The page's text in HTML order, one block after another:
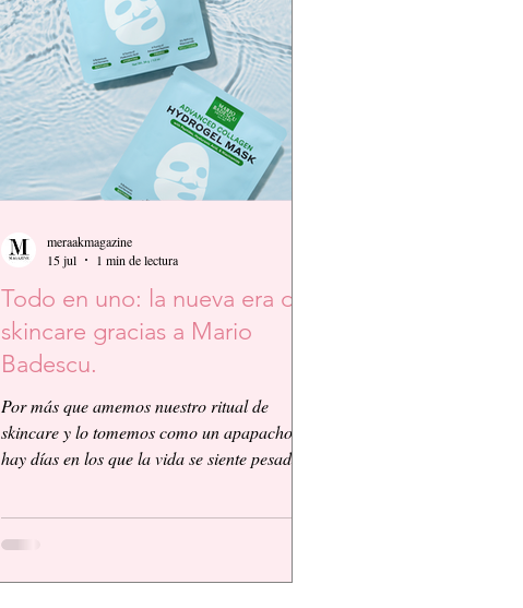
Todo en uno: la nueva era del
skincare gracias a Mario
Badescu.
Por más que amemos nuestro ritual de
skincare y lo tomemos como un apapacho,
hay días en los que la vida se siente pesada y
Advanced Collagen Hydrogel Mask con
meraakmagazine
15 jul
1 min de lectura